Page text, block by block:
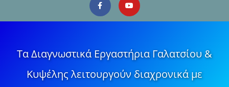
Τα Διαγνωστικά Εργαστήρια Γαλατσίου &
Κυψέλης λειτουργούν διαχρονικά με